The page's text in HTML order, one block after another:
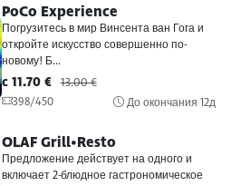
PoCo Experience
Погрузитесь в мир Винсента ван Гога и
откройте искусство совершенно по-
новому! Б...
c 11.70 € 13.00 €
398/450
До окончания12д
OLAF Grill•Resto
Предложение действует на одного и
включает 2-блюдное гастрономическое